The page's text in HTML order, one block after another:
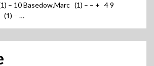
– 10 Basedow,Marc (1) – – + 4 9
(1) – …